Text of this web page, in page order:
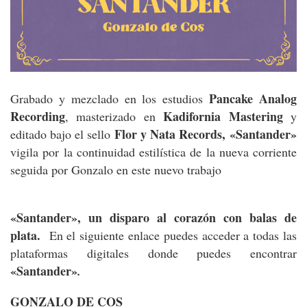
Grabado y mezclado en los estudiosPancake Analog
Recording, masterizado enKadifornia Masteringy
editado bajo el sello Flor y Nata Records, «Santander»
vigila por la continuidad estilística de la nueva corriente
seguida por Gonzalo en este nuevo trabajo
«Santander», un disparo al corazón con balas de
plata. En el siguiente enlace puedes acceder a todas las
plataformas digitales donde puedes encontrar
«Santander».
GONZALO DE COS